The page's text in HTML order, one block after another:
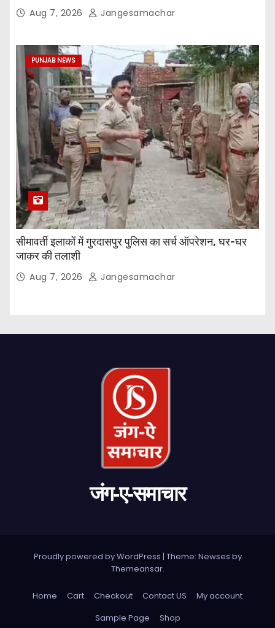
Aug 7, 2026 Jangesamachar
PUNJAB NEWS
सीमावर्ती इलाकों में गुरदासपुर पुलिस का सर्च ऑपरेशन, घर-घर
जाकर की तलाशी
Aug 7, 2026 Jangesamachar
जंग-ए-समाचार
Proudly powered by WordPress | Theme: Newses by
Themeansar.
Home Cart Checkout Contact US
My account
Sample Page
Shop